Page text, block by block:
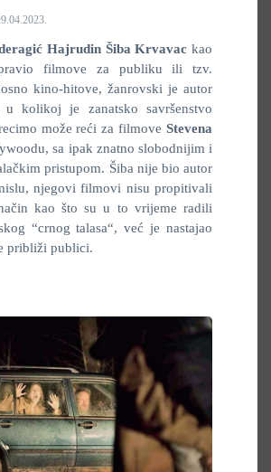
Hajrudin Šiba Krvavackao
filmove za publiku ili tzv.
kino-hitove, žanrovski je autor
kolikoj je zanatsko savršenstvo
može reći za filmove Stevena
sa ipak znatno slobodnijim i
pristupom. Šiba nije bio autor
njegovi filmovi nisu propitivali
kao što su u to vrijeme radili
“crnog talasa“, već je nastajao
približi publici.